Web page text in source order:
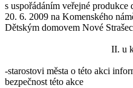
s uspořádáním veřejné
20. 6. 2009 na Komenského
Dětským domovem Nové
II. u
-starostovi města o této akci
bezpečnost této akce